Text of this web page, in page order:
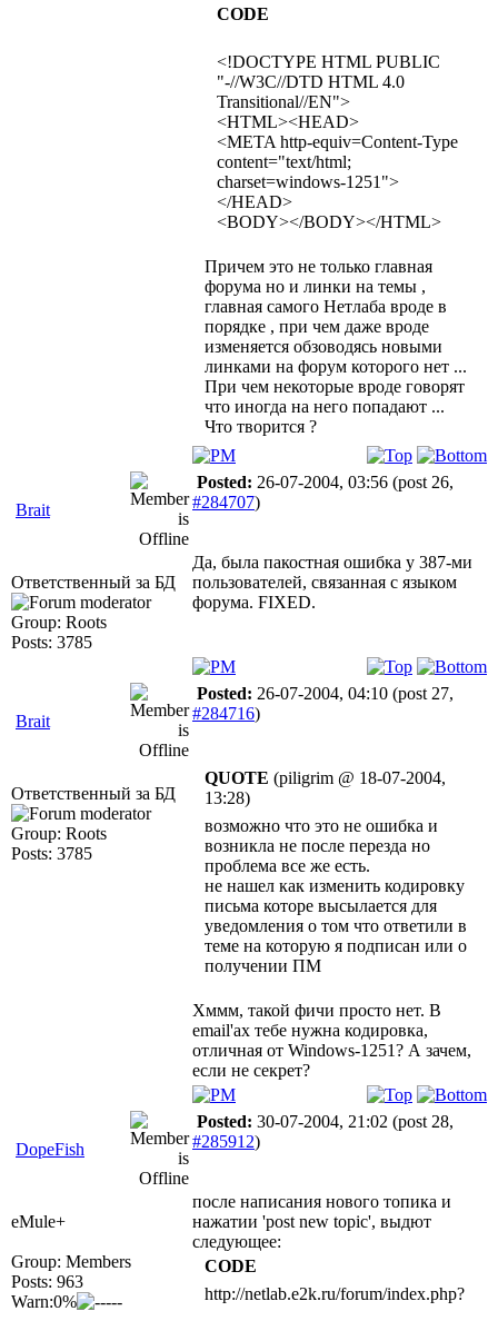
CODE
<!DOCTYPE HTML PUBLIC
"-//W3C//DTD HTML 4.0
Transitional//EN">
<HTML><HEAD>
<META http-equiv=Content-Type
content="text/html;
charset=windows-1251">
</HEAD>
<BODY></BODY></HTML>
Причем это не только главная
форума но и линки на темы ,
главная самого Нетлаба вроде в
порядке , при чем даже вроде
изменяется обзоводясь новыми
линками на форум которого нет ...
При чем некоторые вроде говорят
что иногда на него попадают ...
Что творится ?
Brait
Posted: 26-07-2004, 03:56 (post 26,
#284707)
Ответственный за БД
Group: Roots
Posts: 3785
Да, была пакостная ошибка у 387-ми
пользователей, связанная с языком
форума. FIXED.
Brait
Posted: 26-07-2004, 04:10 (post 27,
#284716)
Ответственный за БД
Group: Roots
Posts: 3785
QUOTE (piligrim @ 18-07-2004,
13:28)
возможно что это не ошибка и
возникла не после перезда но
проблема все же есть.
не нашел как изменить кодировку
письма которе высылается для
уведомления о том что ответили в
теме на которую я подписан или о
получении ПМ
Хммм, такой фичи просто нет. В
email'ах тебе нужна кодировка,
отличная от Windows-1251? А зачем,
если не секрет?
DopeFish
Posted: 30-07-2004, 21:02 (post 28,
#285912)
eMule+
Group: Members
Posts: 963
Warn:0%
после написания нового топика и
нажатии 'post new topic', выдют
следующее:
CODE
http://netlab.e2k.ru/forum/index.php?